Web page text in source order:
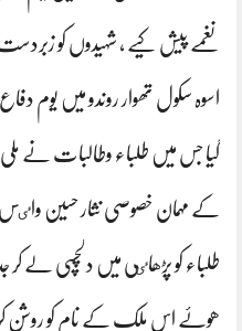
نغمے پیش کیے ، شہیدوں کو
اسوہ سکول تھوار روندو میں یوم
گیا جس میں طلباء وطالبات نے
کے مہمان خصوصی نثار حسین
طلباء کو پڑھاٸی میں دلچسپی لے
ھوۓ اس ملک کے نام کو روشن